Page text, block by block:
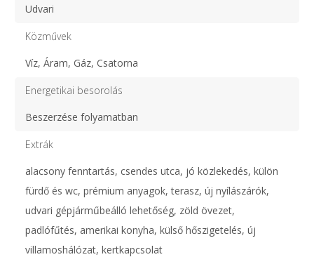
Udvari
Közművek
Víz, Áram, Gáz, Csatorna
Energetikai besorolás
Beszerzése folyamatban
Extrák
alacsony fenntartás, csendes utca, jó közlekedés, külön
fürdő és wc, prémium anyagok, terasz, új nyílászárók,
udvari gépjárműbeálló lehetőség, zöld övezet,
padlófűtés, amerikai konyha, külső hőszigetelés, új
villamoshálózat, kertkapcsolat